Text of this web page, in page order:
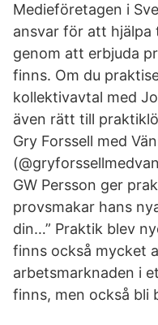
Medieföretagen i
ansvar för att hjälpa
genom att erbjuda
finns. Om du
kollektivavtal med
även rätt till
Gry Forssell med
GW Persson ger
provsmakar hans
din…” Praktik blev
finns också mycket
arbetsmarknaden i
finns, men också bli